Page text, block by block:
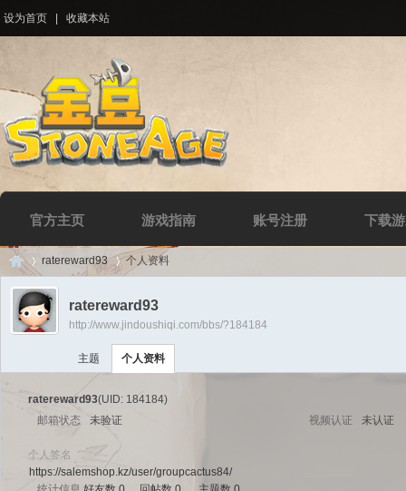
设为首页 收藏本站
官方主页 游戏指南 账号注册 下载
Di ›
ratereward93 个人资料
ratereward93
http://www.jindoushiqi.com/bbs/?184184
主题 个人资料
ratereward93(UID: 184184)
邮箱状态
未验证 视频认证 未认证
个人签名
https://salemshop.kz/user/groupcactus84/